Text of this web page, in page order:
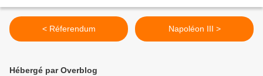
< Réferendum Napoléon III >
Hébergé par Overblog